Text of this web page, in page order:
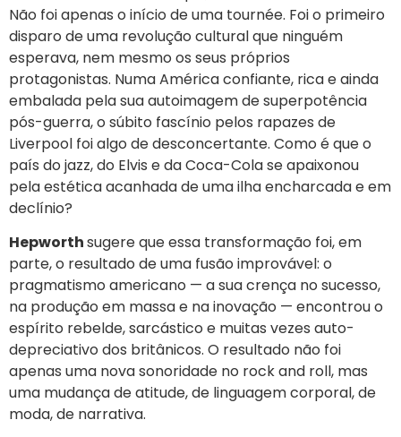
Não foi apenas o início de uma tournée. Foi o primeiro
disparo de uma revolução cultural que ninguém
esperava, nem mesmo os seus próprios
protagonistas. Numa América confiante, rica e ainda
embalada pela sua autoimagem de superpotência
pós-guerra, o súbito fascínio pelos rapazes de
Liverpool foi algo de desconcertante. Como é que o
país do jazz, do Elvis e da Coca-Cola se apaixonou
pela estética acanhada de uma ilha encharcada e em
declínio?
Hepworthsugere que essa transformação foi, em
parte, o resultado de uma fusão improvável: o
pragmatismo americano — a sua crença no sucesso,
na produção em massa e na inovação — encontrou o
espírito rebelde, sarcástico e muitas vezes auto-
depreciativo dos britânicos. O resultado não foi
apenas uma nova sonoridade no rock and roll, mas
uma mudança de atitude, de linguagem corporal, de
moda, de narrativa.